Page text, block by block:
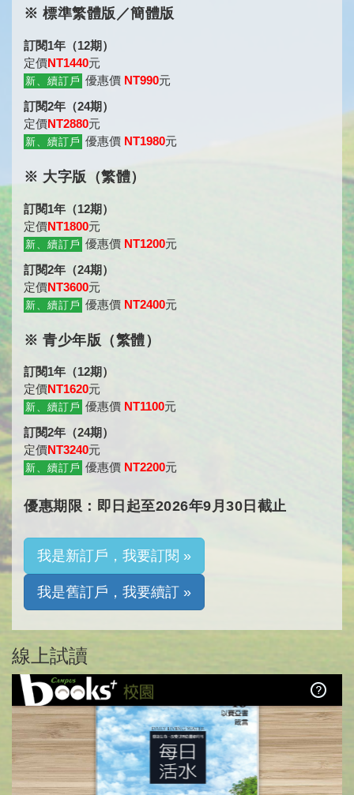
※ 標準繁體版／簡體版
訂閱1年（12期）
定價NT1440元
新、續訂戶 優惠價 NT990元
訂閱2年（24期）
定價NT2880元
新、續訂戶 優惠價 NT1980元
※ 大字版（繁體）
訂閱1年（12期）
定價NT1800元
新、續訂戶 優惠價 NT1200元
訂閱2年（24期）
定價NT3600元
新、續訂戶 優惠價 NT2400元
※ 青少年版（繁體）
訂閱1年（12期）
定價NT1620元
新、續訂戶 優惠價 NT1100元
訂閱2年（24期）
定價NT3240元
新、續訂戶 優惠價 NT2200元
優惠期限：即日起至2026年9月30日截止
我是新訂戶，我要訂閱 »
我是舊訂戶，我要續訂 »
線上試讀